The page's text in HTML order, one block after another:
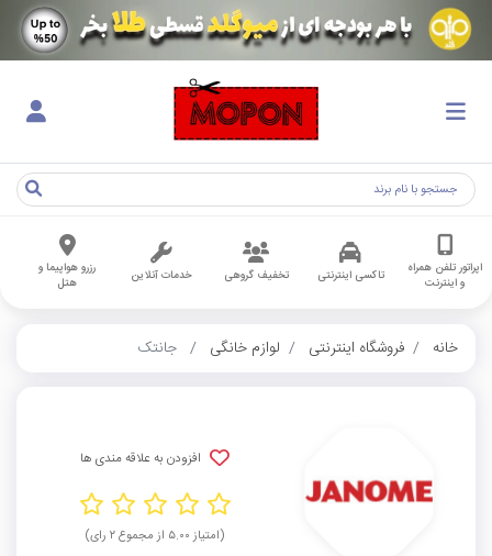
اپراتور تلفن همراه
و اینترنت
تاکسی اینترنتی تخفیف گروهی خدمات آنلاین
رزرو هواپیما و
هتل
خانه فروشگاه اینترنتی لوازم خانگی جانتک
افزودن به علاقه مندی ها
(امتیاز ۵.۰۰ از مجموع ۲ رای)